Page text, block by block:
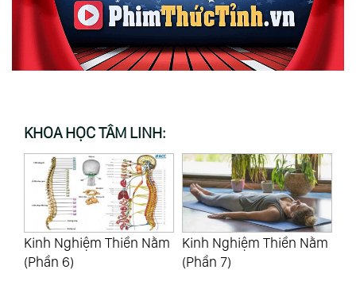
KHOA HỌC TÂM LINH:
Kinh Nghiệm Thiền Nằm
(Phần 7)
Kinh Nghiệm Thiền Nằm
(Phần 8)